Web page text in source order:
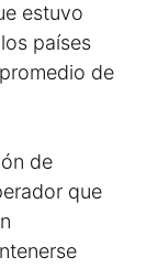
estuvo
países
de
de
que